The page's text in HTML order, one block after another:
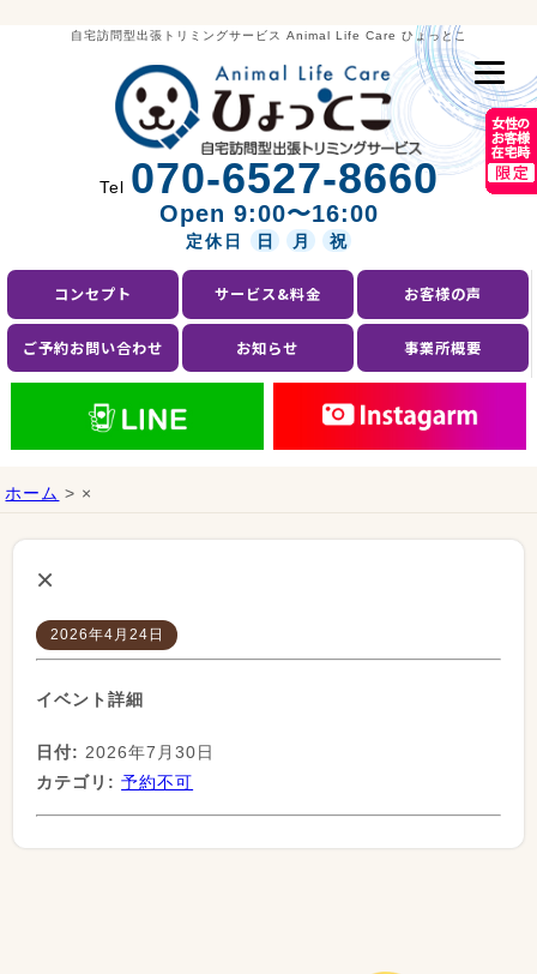
自宅訪問型出張トリミングサービス Animal Life Care ひょっとこ
Tel 070-6527-8660
Open 9:00〜16:00
定休日 日 月 祝
コンセプト サービス&料金 お客様の声
ご予約お問い合わせ お知らせ 事業所概要
ホーム > ×
×
2026年4月24日
イベント詳細
日付: 2026年7月30日
カテゴリ: 予約不可